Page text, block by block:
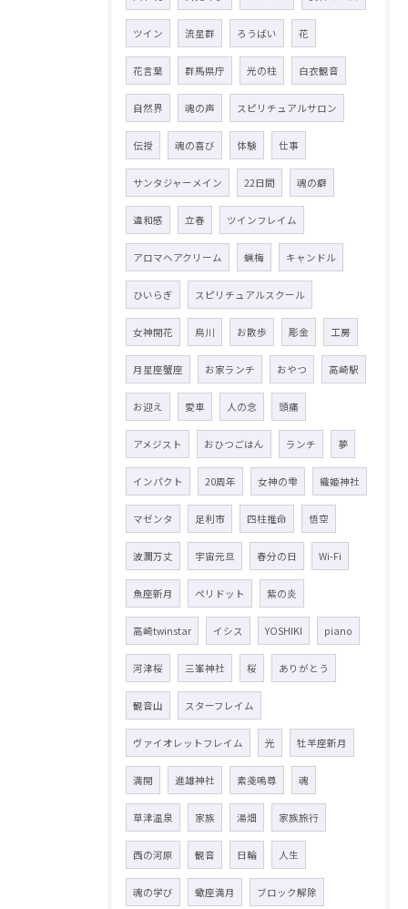
ツイン 流星群 ろうばい 花
花言葉 群馬県庁 光の柱 白衣観音
自然界 魂の声 スピリチュアルサロン
伝授 魂の喜び 体験 仕事
サンタジャーメイン 22日間 魂の癖
違和感 立春 ツインフレイム
アロマヘアクリーム 蝋梅 キャンドル
ひいらぎ スピリチュアルスクール
女神開花 烏川 お散歩 彫金 工房
月星座蟹座 お家ランチ おやつ 高崎駅
お迎え 愛車 人の念 頭痛
アメジスト おひつごはん ランチ 夢
インパクト 20周年 女神の雫 織姫神社
マゼンタ 足利市 四柱推命 悟空
波瀾万丈 宇宙元旦 春分の日 Wi-Fi
魚座新月 ペリドット 紫の炎
高崎twinstar イシス YOSHIKI piano
河津桜 三峯神社 桜 ありがとう
観音山 スターフレイム
ヴァイオレットフレイム 光 牡羊座新月
満開 進雄神社 素戔嗚尊 魂
草津温泉 家族 湯畑 家族旅行
西の河原 観音 日輪 人生
魂の学び 蠍座満月 ブロック解除